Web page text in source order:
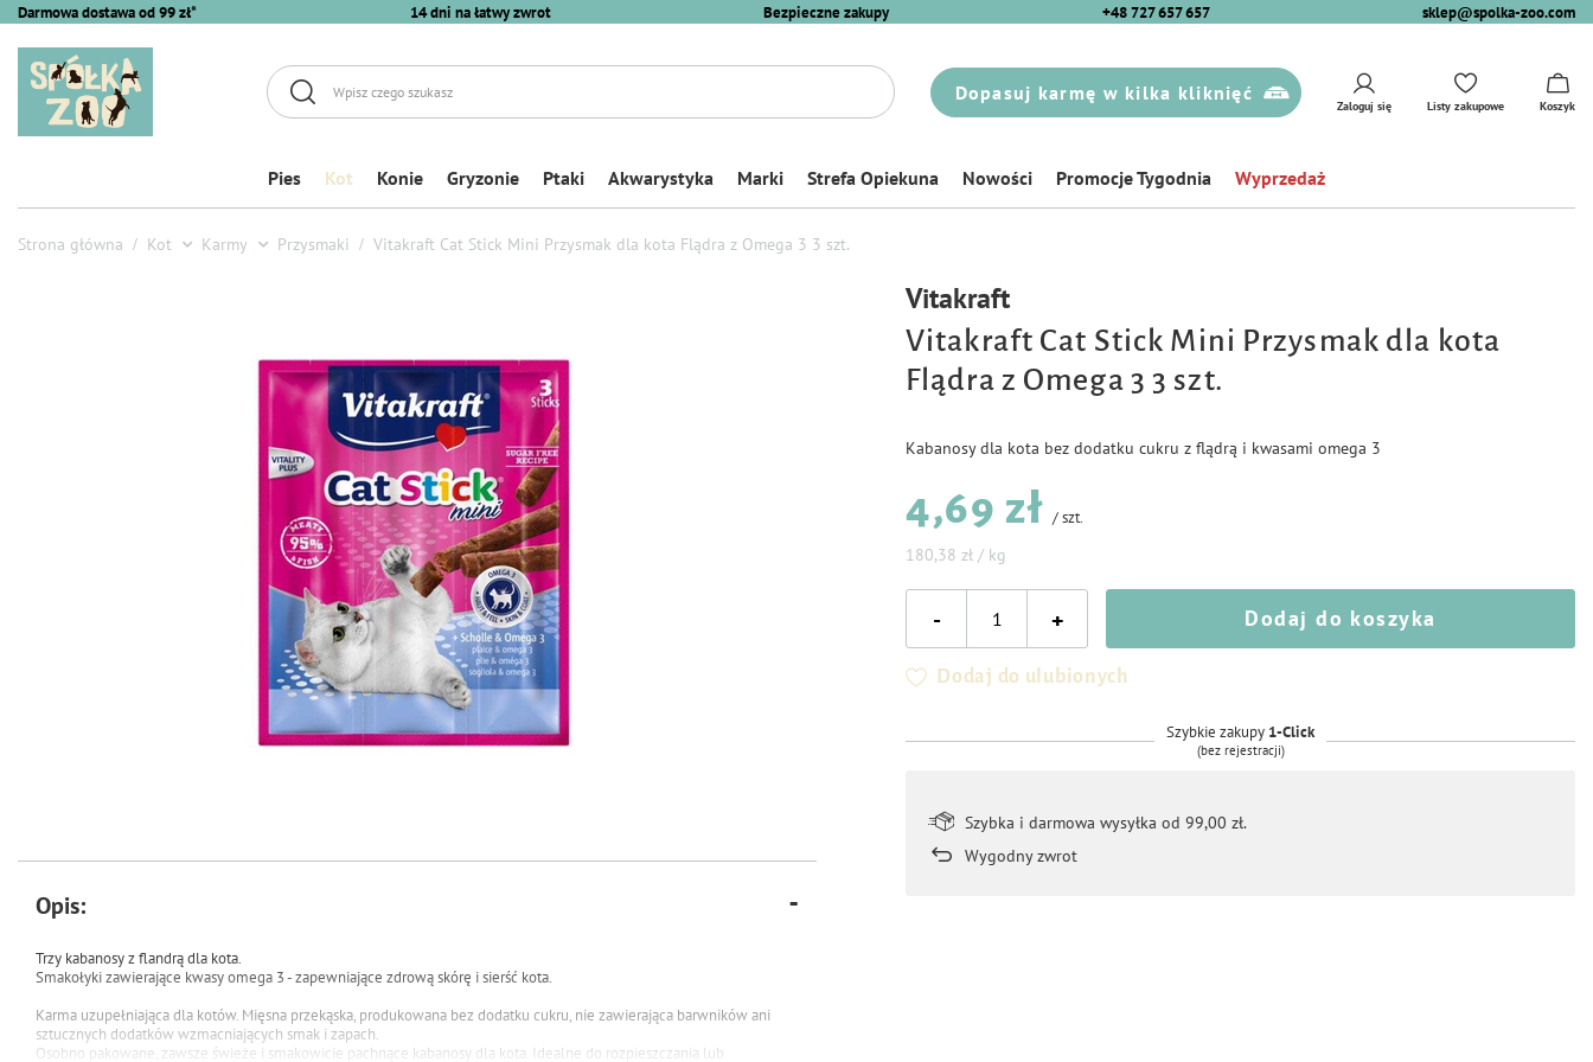
Darmowa dostawa od 99 zł* 14 dni na łatwy zwrot Bezpieczne zakupy +48 727 657 657 sklep@spolka-zoo.com
Dopasuj karmę w kilka kliknięć
Zaloguj się Listy zakupowe Koszyk
Pies Kot Konie Gryzonie Ptaki Akwarystyka Marki Strefa Opiekuna Nowości Promocje Tygodnia Wyprzedaż
Strona główna Kot Karmy Przysmaki Vitakraft Cat Stick Mini Przysmak dla kota Flądra z Omega 3 3 szt.
Vitakraft
Vitakraft Cat Stick Mini Przysmak dla kota
Flądra z Omega 3 3 szt.
Kabanosy dla kota bez dodatku cukru z flądrą i kwasami omega 3
4,69 zł /szt.
180,38 zł / kg
- + Dodaj do koszyka
Dodaj do ulubionych
Szybkie zakupy 1-Click
(bez rejestracji)
Szybka i darmowa wysyłka od 99,00 zł.
Wygodny zwrot
Opis:
Trzy kabanosy z flandrą dla kota.
Smakołyki zawierające kwasy omega 3 - zapewniające zdrową skórę i sierść kota.
Karma uzupełniająca dla kotów. Mięsna przekąska, produkowana bez dodatku cukru, nie zawierająca barwników ani
sztucznych dodatków wzmacniających smak i zapach.
Osobno pakowane, zawsze świeże i smakowicie pachnące kabanosy dla kota. Idealne do rozpieszczania lub